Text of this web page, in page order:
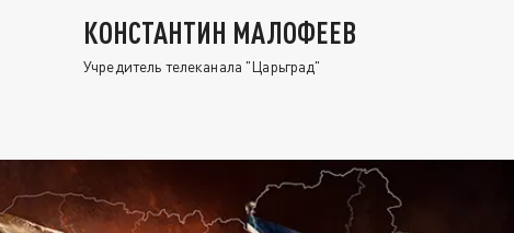
КОНСТАНТИН МАЛОФЕЕВ
Учредитель телеканала "Царьград"